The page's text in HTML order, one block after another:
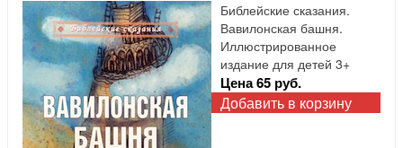
Библейские сказания.
Вавилонская башня.
Иллюстрированное
издание для детей 3+
Цена 65 руб.
Добавить в корзину